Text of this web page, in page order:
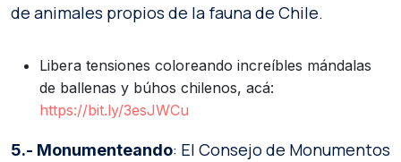
de animales propios de la fauna de Chile.
Libera tensiones coloreando increíbles mándalas
de ballenas y búhos chilenos, acá:
https://bit.ly/3esJWCu
5.- Monumenteando: El Consejo de Monumentos